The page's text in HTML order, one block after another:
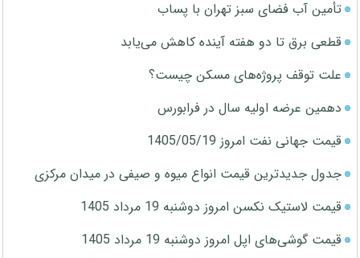
تأمین آب فضای سبز تهران با پساب
قطعی برق تا دو هفته آینده کاهش می‌یابد
علت توقف پروژه‌های مسکن چیست؟
دهمین عرضه اولیه سال در فرابورس
قیمت جهانی نفت امروز 1405/05/19
جدول جدیدترین قیمت انواع میوه و صیفی در میدان مرکزی
قیمت لاستیک نکسن امروز دوشنبه 19 مرداد 1405
قیمت گوشی‌های اپل امروز دوشنبه 19 مرداد 1405